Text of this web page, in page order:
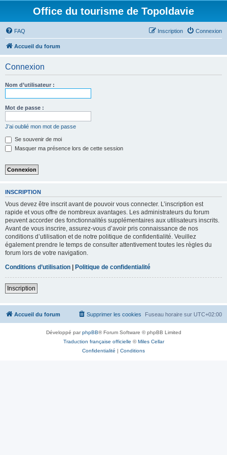
Office du tourisme de Topoldavie
FAQ Connexion
Inscription
Accueil du forum
Connexion
Nom d’utilisateur :
Mot de passe :
J’ai oublié mon mot de passe
Se souvenir de moi
Masquer ma présence lors de cette session
INSCRIPTION
Vous devez être inscrit avant de pouvoir vous connecter. L’inscription est
rapide et vous offre de nombreux avantages. Les administrateurs du forum
peuvent accorder des fonctionnalités supplémentaires aux utilisateurs inscrits.
Avant de vous inscrire, assurez-vous d’avoir pris connaissance de nos
conditions d’utilisation et de notre politique de confidentialité. Veuillez
également prendre le temps de consulter attentivement toutes les règles du
forum lors de votre navigation.
Conditions d’utilisation | Politique de confidentialité
Inscription
Accueil du forum Fuseau horaire sur UTC+02:00
Supprimer les cookies
Développé parphpBB® Forum Software © phpBB Limited
Traduction française officielle ©Miles Cellar
Confidentialité | Conditions